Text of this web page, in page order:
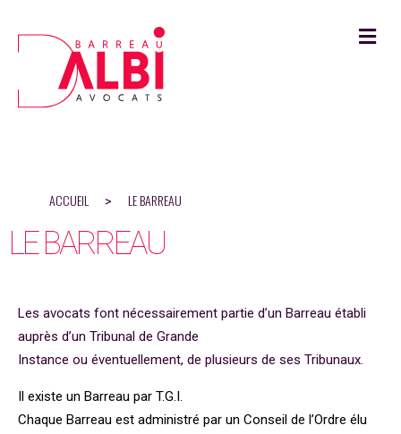
ACCUEIL > LE BARREAU
LE BARREAU
Les avocats font nécessairement partie d’un Barreau établi
auprès d’un Tribunal de Grande
Instance ou éventuellement, de plusieurs de ses Tribunaux.
Il existe un Barreau par T.G.I.
Chaque Barreau est administré par un Conseil de l’Ordre élu